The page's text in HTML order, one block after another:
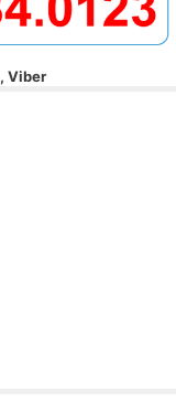
Viber